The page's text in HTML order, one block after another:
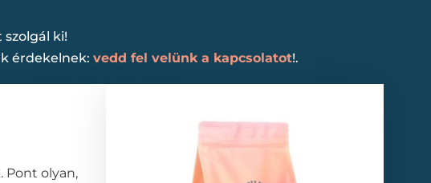
ki!
érdekelnek: vedd fel velünk a kapcsolatot!.
Pont olyan,